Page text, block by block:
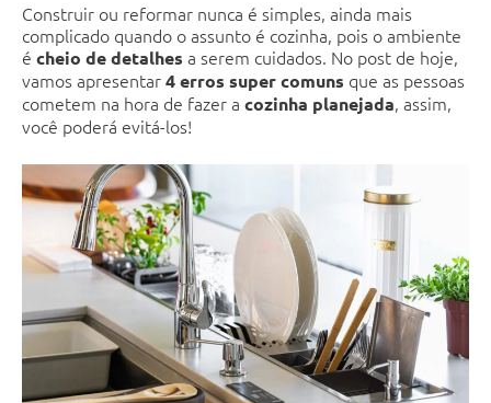
Construir ou reformar nunca é simples, ainda mais
complicado quando o assunto é cozinha, pois o ambiente
é cheio de detalhes a serem cuidados. No post de hoje,
vamos apresentar4 erros super comuns que as pessoas
cometem na hora de fazer a cozinha planejada, assim,
você poderá evitá-los!